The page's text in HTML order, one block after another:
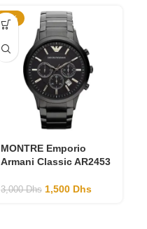
-50%
MONTRE Emporio
Armani Classic AR2453
3,000Dhs 1,500 Dhs